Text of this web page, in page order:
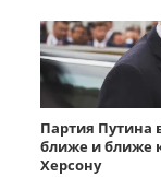
Партия Путина
ближе и ближе
Херсону